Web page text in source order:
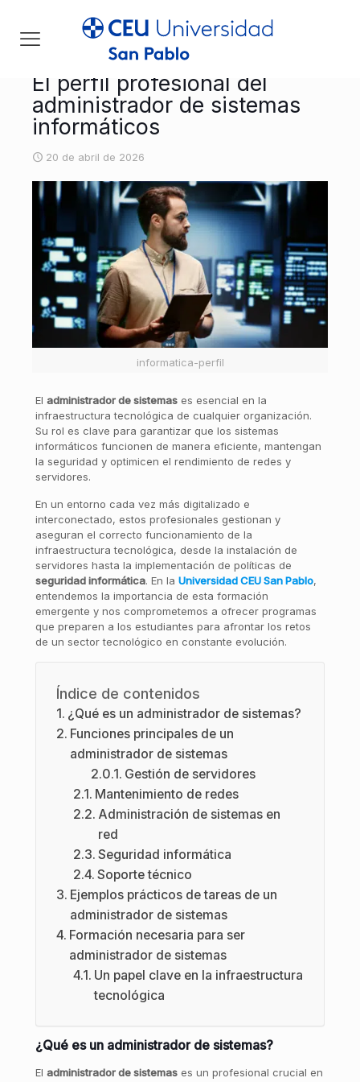
El perfil profesional del
administrador de sistemas
informáticos
20 de abril de 2026
informatica-perfil
El administrador de sistemases esencial en la
infraestructura tecnológica de cualquier organización.
Su rol es clave para garantizar que los sistemas
informáticos funcionen de manera eficiente, mantengan
la seguridad y optimicen el rendimiento de redes y
servidores.
En un entorno cada vez más digitalizado e
interconectado, estos profesionales gestionan y
aseguran el correcto funcionamiento de la
infraestructura tecnológica, desde la instalación de
servidores hasta la implementación de políticas de
seguridad informática. En la Universidad CEU San Pablo,
entendemos la importancia de esta formación
emergente y nos comprometemos a ofrecer programas
que preparen a los estudiantes para afrontar los retos
de un sector tecnológico en constante evolución.
Índice de contenidos
¿Qué es un administrador de sistemas?
Funciones principales de un
administrador de sistemas
Gestión de servidores
Mantenimiento de redes
Administración de sistemas en
red
Seguridad informática
Soporte técnico
Ejemplos prácticos de tareas de un
administrador de sistemas
Formación necesaria para ser
administrador de sistemas
Un papel clave en la infraestructura
tecnológica
¿Qué es un administrador de sistemas?
El administrador de sistemases un profesional crucial en